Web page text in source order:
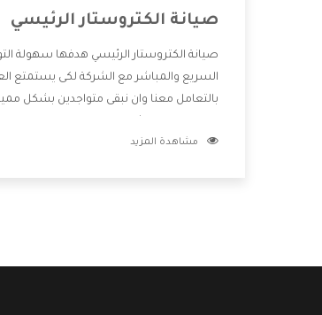
صيانة الكتروستار الرئيسي
صيانة الكتروستار الرئيسي هدفها سهولة
السريع والمباشر مع الشركة لكى يستمتع
بالتعامل معنا وان نبقى متواجدين بشكل
للعميل وان يستمتع بالخدمات التى تنفرد
مشاهدة المزيد